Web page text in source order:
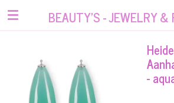
Ga
hoofdinhoud
BEAUTY'S - JEWELRY &
-